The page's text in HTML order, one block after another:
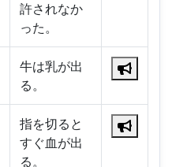
許されなか
った。
牛は乳が出
る。
指を切ると
すぐ血が出
る。